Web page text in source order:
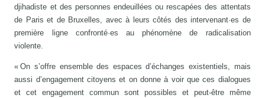
djihadiste et des personnes endeuillées ou rescapées des attentats
de Paris et de Bruxelles, avec à leurs côtés des intervenant·es de
première ligne confronté·es au phénomène de radicalisation
violente.
« On s’offre ensemble des espaces d’échanges existentiels, mais
aussi d’engagement citoyens et on donne à voir que ces dialogues
et cet engagement commun sont possibles et peut-être même